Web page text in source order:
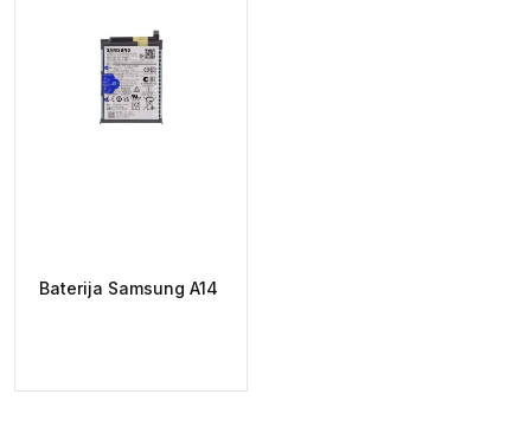
Baterija Samsung A14